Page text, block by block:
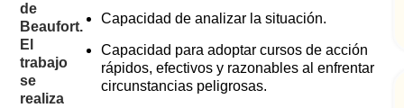
de
Beaufort.
El
trabajo
se
realiza
Capacidad de analizar la situación.
Capacidad para adoptar cursos de acción
rápidos, efectivos y razonables al enfrentar
circunstancias peligrosas.